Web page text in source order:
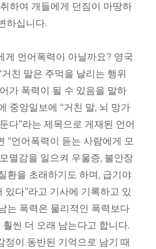
하여 개들에게 던짐이 마땅하
하십니다.
게 언어폭력이 아닐까요? 영국
친 말은 주먹을 날리는 행위
가 폭력이 될 수 있음을 말하
중앙일보에 “거친 말, 뇌 망가
다”라는 제목으로 게재된 언어
“언어폭력이 듣는 사람에게 모
멸감을 일으켜 우울증, 불안장
환을 초래하기도 하며, 급기야
있다”라고 기사에 기록하고 있
는 폭력은 물리적인 폭력보다
씬 더 오래 남는다고 합니다.
정이 동반된 기억으로 남기 때